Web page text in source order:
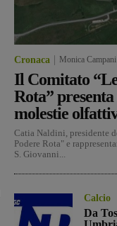
Cronaca Monica Campani
Il Comitato
Rota” presenta
molestie
Catia Naldini, presidente
Podere Rota" e
S. Giovanni...
Calcio
Da